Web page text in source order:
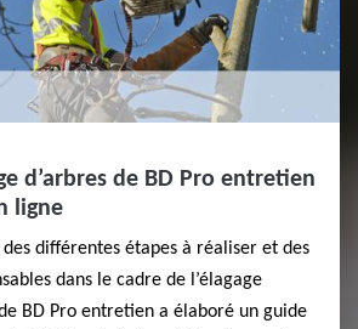
d’arbres de BD Pro entretien
ligne
différentes étapes à réaliser et des
dans le cadre de l’élagage
BD Pro entretien a élaboré un guide